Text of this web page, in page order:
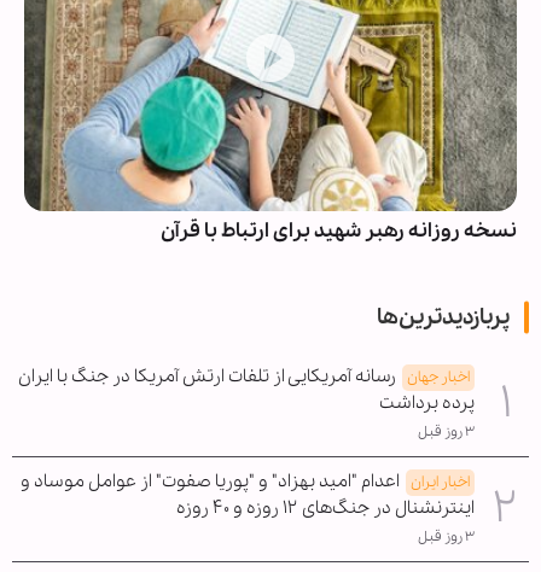
نسخه روزانه رهبر شهید برای ارتباط با قرآن
پربازدیدترین‌ها
اخبار جهان رسانه آمریکایی از تلفات ارتش آمریکا در جنگ با ایران
پرده برداشت
۳ روز قبل
اخبار ایران اعدام "امید بهزاد" و "پوریا صفوت" از عوامل موساد و
اینترنشنال در جنگ‌های ۱۲ روزه و ۴۰ روزه
۳ روز قبل